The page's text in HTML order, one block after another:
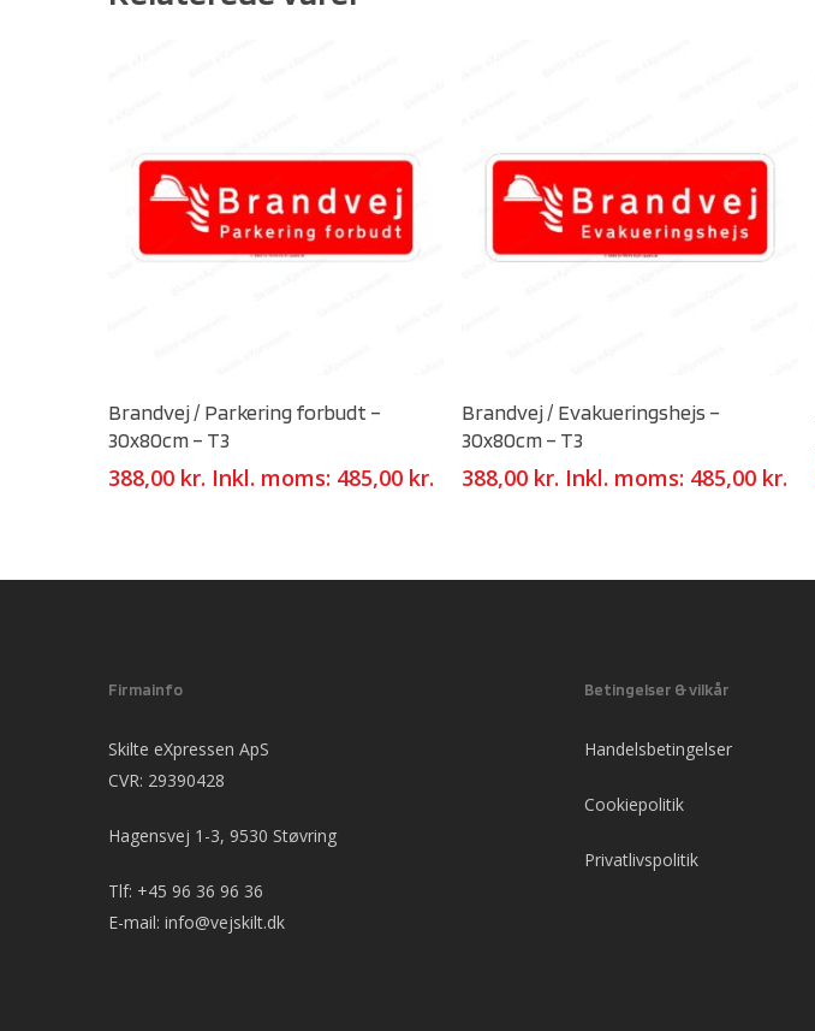
Brandvej / Parkering forbudt –
30x80cm – T3
388,00 kr. Inkl. moms: 485,00 kr.
Brandvej / Evakueringshejs –
30x80cm – T3
388,00 kr. Inkl. moms: 485,00 kr.
Firmainfo
Skilte eXpressen ApS
CVR: 29390428
Hagensvej 1-3, 9530 Støvring
Tlf: +45 96 36 96 36
E-mail: info@vejskilt.dk
Betingelser & vilkår
Handelsbetingelser
Cookiepolitik
Privatlivspolitik